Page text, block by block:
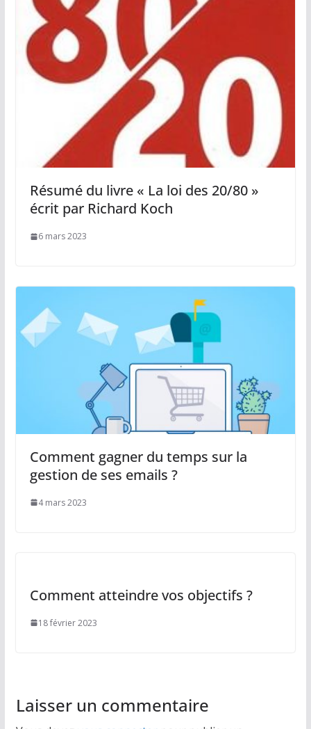
Résumé du livre « La loi des 20/80 »
écrit par Richard Koch
6 mars 2023
Comment gagner du temps sur la
gestion de ses emails ?
4 mars 2023
Comment atteindre vos objectifs ?
18 février 2023
Laisser un commentaire